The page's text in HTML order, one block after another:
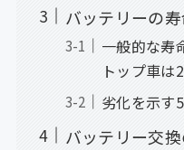
バッテリーの
一般的な寿
トップ車は
劣化を示す
バッテリー交